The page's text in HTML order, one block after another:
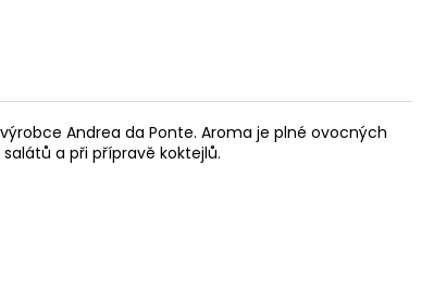
Andrea da Ponte. Aroma je plné ovocných
a při přípravě koktejlů.